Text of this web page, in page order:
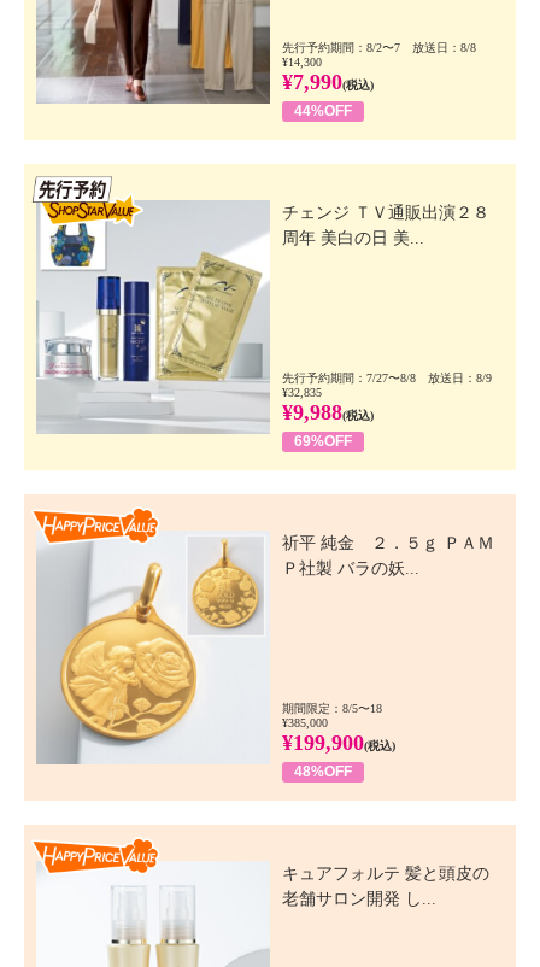
先行予約期間：8/2〜7 放送日：8/8
¥14,300
¥7,990(税込)
44%OFF
チェンジ ＴＶ通販出演２８
周年 美白の日 美...
先行予約期間：7/27〜8/8 放送日：8/9
¥32,835
¥9,988(税込)
69%OFF
祈平 純金 ２．５ｇ ＰＡＭ
Ｐ社製 バラの妖...
期間限定：8/5〜18
¥385,000
¥199,900(税込)
48%OFF
キュアフォルテ 髪と頭皮の
老舗サロン開発 し...